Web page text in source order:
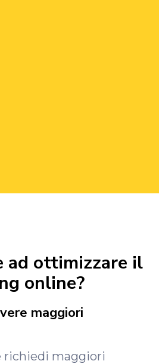
ad ottimizzare il
online?
maggiori
richiedi maggiori